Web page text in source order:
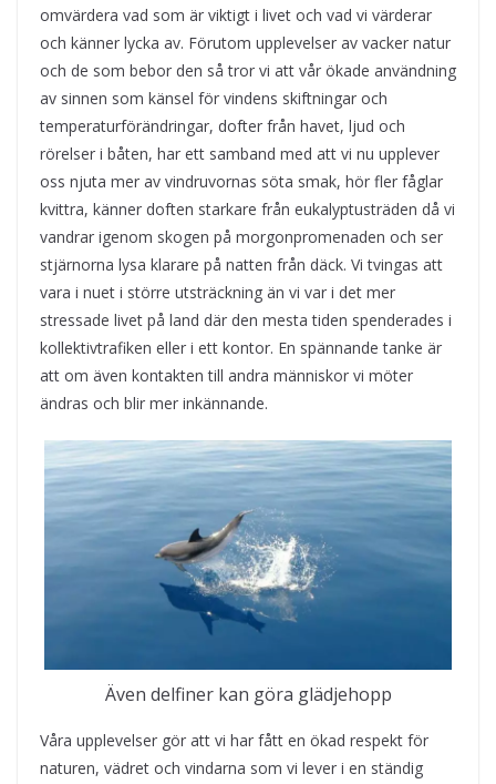
omvärdera vad som är viktigt i livet och vad vi värderar
och känner lycka av. Förutom upplevelser av vacker natur
och de som bebor den så tror vi att vår ökade användning
av sinnen som känsel för vindens skiftningar och
temperaturförändringar, dofter från havet, ljud och
rörelser i båten, har ett samband med att vi nu upplever
oss njuta mer av vindruvornas söta smak, hör fler fåglar
kvittra, känner doften starkare från eukalyptusträden då vi
vandrar igenom skogen på morgonpromenaden och ser
stjärnorna lysa klarare på natten från däck. Vi tvingas att
vara i nuet i större utsträckning än vi var i det mer
stressade livet på land där den mesta tiden spenderades i
kollektivtrafiken eller i ett kontor. En spännande tanke är
att om även kontakten till andra människor vi möter
ändras och blir mer inkännande.
Även delfiner kan göra glädjehopp
Våra upplevelser gör att vi har fått en ökad respekt för
naturen, vädret och vindarna som vi lever i en ständig